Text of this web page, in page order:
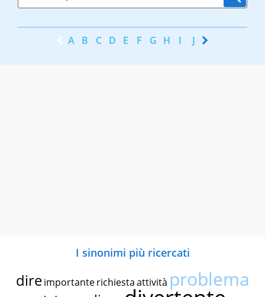
A B C D E F G H I J K
I sinonimi più ricercati
dire importante richiestaattività problema